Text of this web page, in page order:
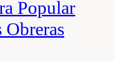
Popular